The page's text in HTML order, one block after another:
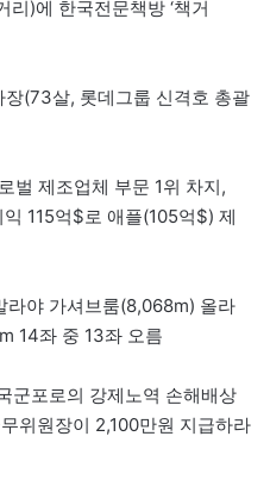
)에 한국전문책방 ‘책거
(73살, 롯데그룹 신격호 총괄
벌 제조업체 부문 1위 차지,
115억$로 애플(105억$) 제
라야 가셔브룸(8,068m) 올라
14좌 중 13좌 오름
군포로의 강제노역 손해배상
위원장이 2,100만원 지급하라